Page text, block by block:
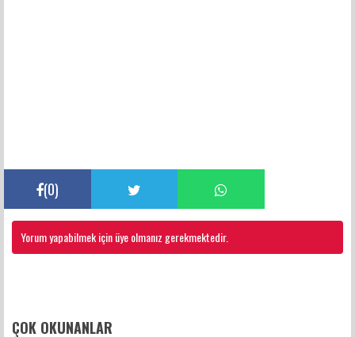
(0)
Yorum yapabilmek için üye olmanız gerekmektedir.
ÇOK OKUNANLAR